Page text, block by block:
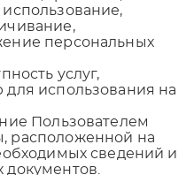
персональных
услуг,
для использования на
Пользователем
расположенной на
сведений и